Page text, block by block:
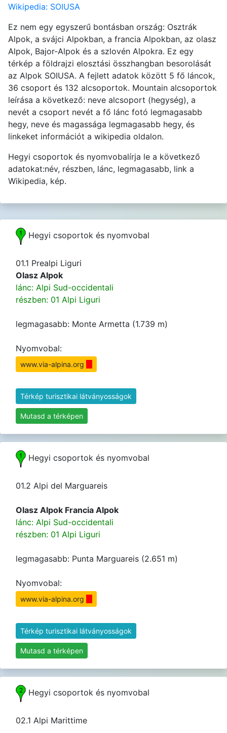
Wikipedia: SOIUSA
Ez nem egy egyszerű bontásban ország: Osztrák
Alpok, a svájci Alpokban, a francia Alpokban, az olasz
Alpok, Bajor-Alpok és a szlovén Alpokra. Ez egy
térkép a földrajzi elosztási összhangban besorolását
az Alpok SOIUSA. A fejlett adatok között 5 fő láncok,
36 csoport és 132 alcsoportok. Mountain alcsoportok
leírása a következő: neve alcsoport (hegység), a
nevét a csoport nevét a fő lánc fotó legmagasabb
hegy, neve és magassága legmagasabb hegy, és
linkeket információt a wikipedia oldalon.
Hegyi csoportok és nyomvobalírja le a következő
adatokat:név, részben, lánc, legmagasabb, link a
Wikipedia, kép.
Hegyi csoportok és nyomvobal
01.1 Prealpi Liguri
Olasz Alpok
lánc: Alpi Sud-occidentali
részben: 01 Alpi Liguri
legmagasabb: Monte Armetta (1.739 m)
Nyomvobal:
www.via-alpina.org
Térkép turisztikai látványosságok
Mutasd a térképen
Hegyi csoportok és nyomvobal
01.2 Alpi del Marguareis
Olasz Alpok Francia Alpok
lánc: Alpi Sud-occidentali
részben: 01 Alpi Liguri
legmagasabb: Punta Marguareis (2.651 m)
Nyomvobal:
www.via-alpina.org
Térkép turisztikai látványosságok
Mutasd a térképen
Hegyi csoportok és nyomvobal
02.1 Alpi Marittime